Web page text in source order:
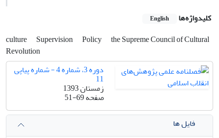
کلیدواژه‌ها English
culture Supervision Policy
the Supreme Council of Cultural
Revolution
دوره 3، شماره 4 - شماره پیاپی
11
زمستان 1393
صفحه51-69
فایل ها